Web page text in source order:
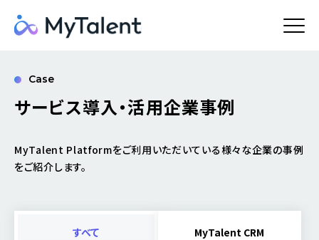
Case
サービス導入・活用企業事例
MyTalent Platformをご利用いただいている様々な企業の事例
をご紹介します。
すべて MyTalent CRM